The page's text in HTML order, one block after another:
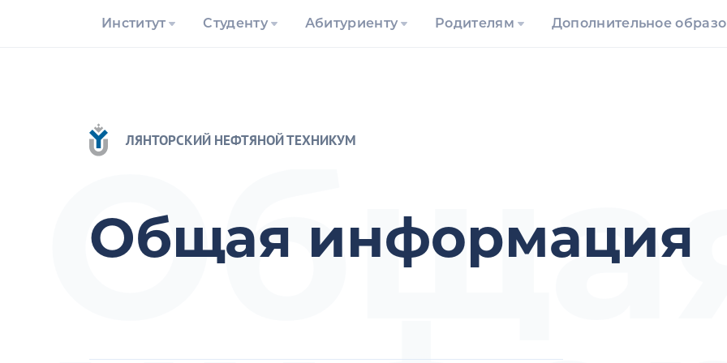
Институт Студенту Абитуриенту Родителям Дополнительное
ЛЯНТОРСКИЙ НЕФТЯНОЙ ТЕХНИКУМ
Общая информация
Общая